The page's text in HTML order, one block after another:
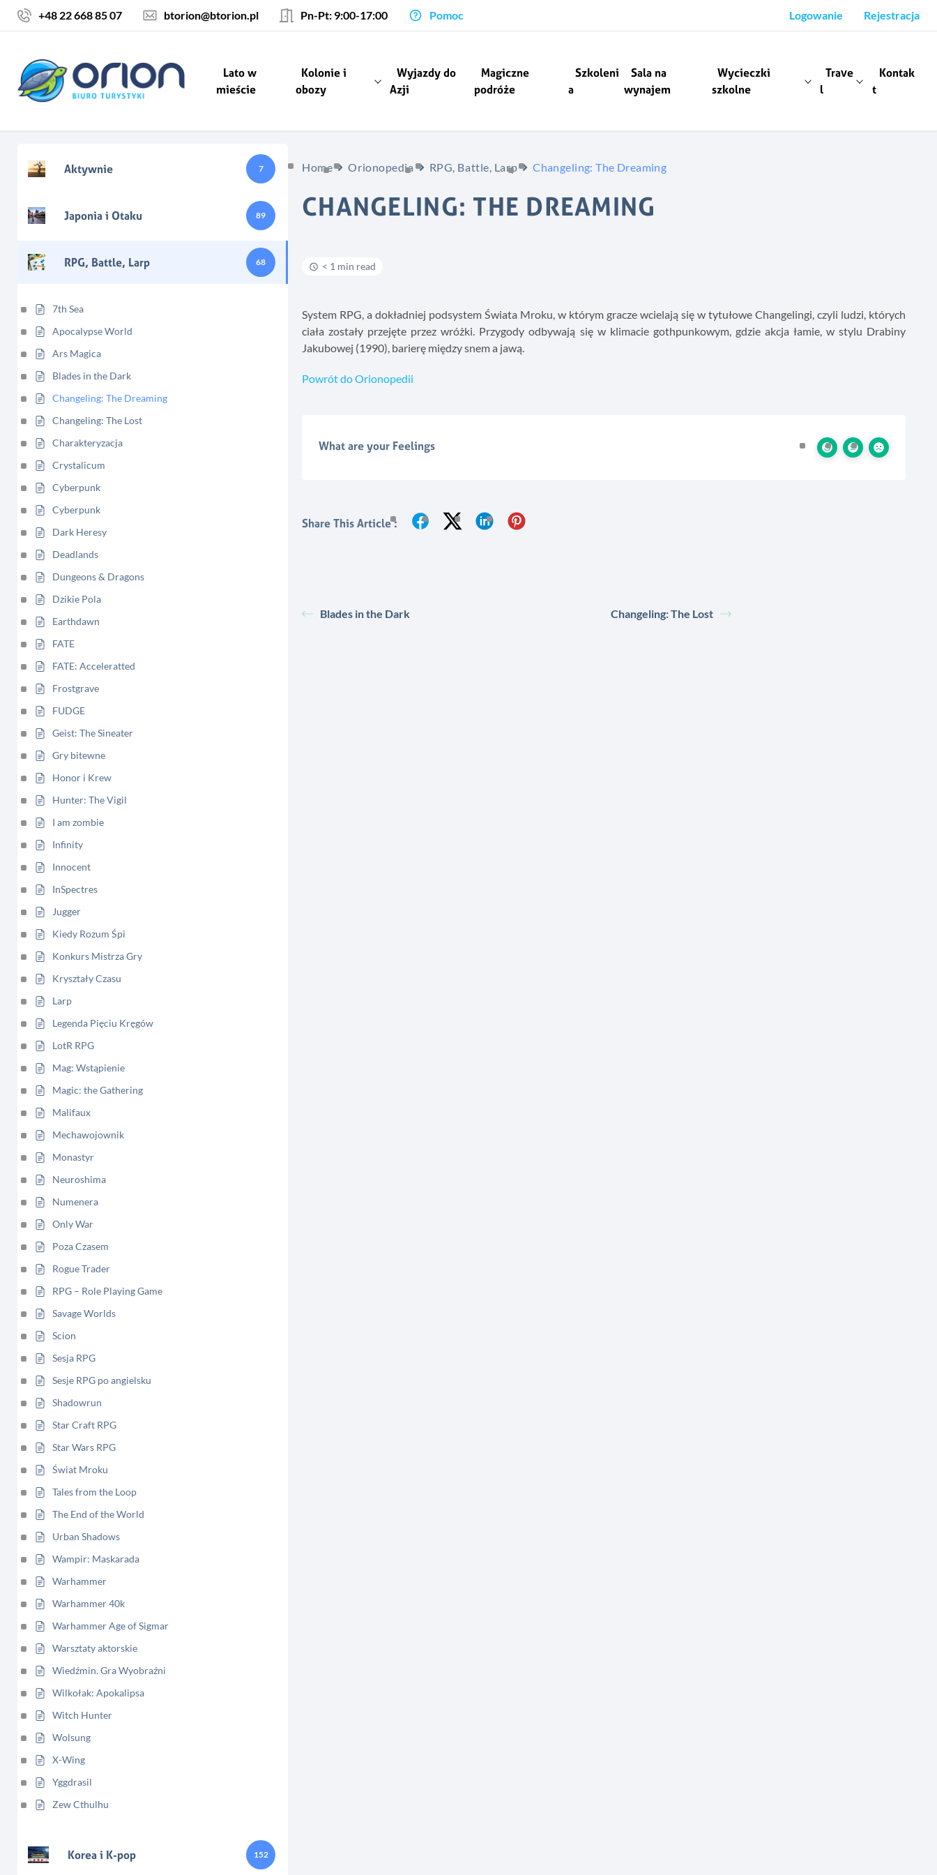
Skocz do treści
+48 22 668 85 07 btorion@btorion.pl Pn-Pt: 9:00-17:00 Pomoc Logowanie Rejestracja
Lato w
mieście
Kolonie i
obozy
Wyjazdy do
Azji
Magiczne
podróże
Szkoleni
a
Sala na
wynajem
Wycieczki
szkolne
Trave
l
Kontak
t
Aktywnie 7
Japonia i Otaku 89
RPG, Battle, Larp 68
7th Sea
Apocalypse World
Ars Magica
Blades in the Dark
Changeling: The Dreaming
Changeling: The Lost
Charakteryzacja
Crystalicum
Cyberpunk
Cyberpunk
Dark Heresy
Deadlands
Dungeons & Dragons
Dzikie Pola
Earthdawn
FATE
FATE: Acceleratted
Frostgrave
FUDGE
Geist: The Sineater
Gry bitewne
Honor i Krew
Hunter: The Vigil
I am zombie
Infinity
Innocent
InSpectres
Jugger
Kiedy Rozum Śpi
Konkurs Mistrza Gry
Kryształy Czasu
Larp
Legenda Pięciu Kręgów
LotR RPG
Mag: Wstąpienie
Magic: the Gathering
Malifaux
Mechawojownik
Monastyr
Neuroshima
Numenera
Only War
Poza Czasem
Rogue Trader
RPG – Role Playing Game
Savage Worlds
Scion
Sesja RPG
Sesje RPG po angielsku
Shadowrun
Star Craft RPG
Star Wars RPG
Świat Mroku
Tales from the Loop
The End of the World
Urban Shadows
Wampir: Maskarada
Warhammer
Warhammer 40k
Warhammer Age of Sigmar
Warsztaty aktorskie
Wiedźmin. Gra Wyobraźni
Wilkołak: Apokalipsa
Witch Hunter
Wolsung
X-Wing
Yggdrasil
Zew Cthulhu
Korea i K-pop 152
Home Orionopedia RPG, Battle, Larp Changeling: The Dreaming
CHANGELING: THE DREAMING
< 1 min read
System RPG, a dokładniej podsystem Świata Mroku, w którym gracze wcielają się w tytułowe Changelingi, czyli ludzi, których
ciała zostały przejęte przez wróżki. Przygody odbywają się w klimacie gothpunkowym, gdzie akcja łamie, w stylu Drabiny
Jakubowej (1990), barierę między snem a jawą.
Powrót do Orionopedii
What are your Feelings
Share This Article :
Blades in the Dark Changeling: The Lost